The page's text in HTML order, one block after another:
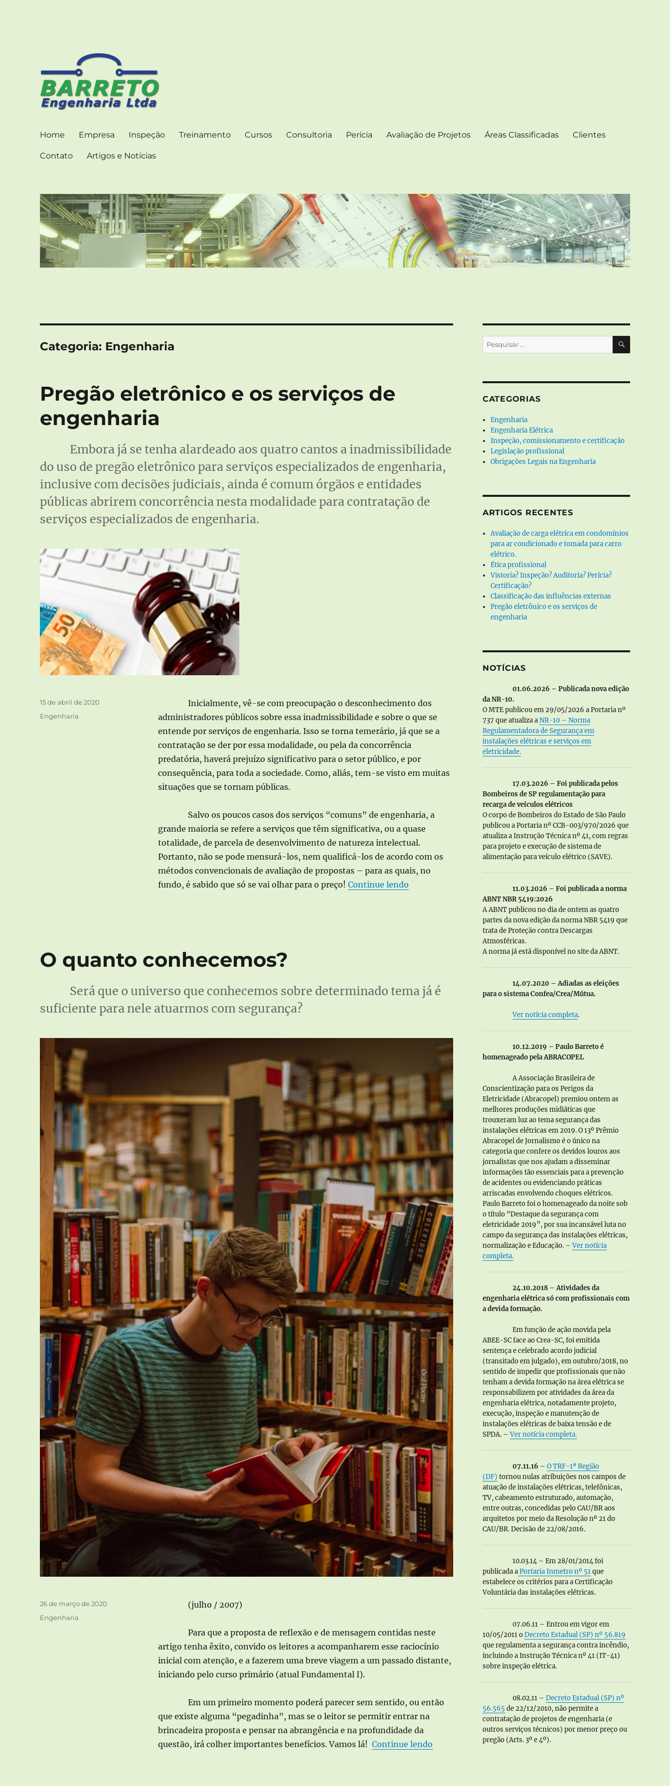
Home Empresa Inspeção Treinamento Cursos Consultoria Perícia Avaliação de Projetos Áreas Classificadas Clientes
Contato Artigos e Notícias
Categoria: Engenharia
Pregão eletrônico e os serviços de
engenharia
Embora já se tenha alardeado aos quatro cantos a inadmissibilidade
do uso de pregão eletrônico para serviços especializados de engenharia,
inclusive com decisões judiciais, ainda é comum órgãos e entidades
públicas abrirem concorrência nesta modalidade para contratação de
serviços especializados de engenharia.
Inicialmente, vê-se com preocupação o desconhecimento dos
administradores públicos sobre essa inadmissibilidade e sobre o que se
entende por serviços de engenharia. Isso se torna temerário, já que se a
contratação se der por essa modalidade, ou pela da concorrência
predatória, haverá prejuízo significativo para o setor público, e por
consequência, para toda a sociedade. Como, aliás, tem-se visto em muitas
situações que se tornam públicas.
Salvo os poucos casos dos serviços “comuns” de engenharia, a
grande maioria se refere a serviços que têm significativa, ou a quase
totalidade, de parcela de desenvolvimento de natureza intelectual.
Portanto, não se pode mensurá-los, nem qualificá-los de acordo com os
métodos convencionais de avaliação de propostas – para as quais, no
fundo, é sabido que só se vai olhar para o preço! Continue lendo “Pregão eletrônico e os serviços de engenharia”
Publicado
15 de abril de 2020
Categorias
Engenharia
O quanto conhecemos?
Será que o universo que conhecemos sobre determinado tema já é
suficiente para nele atuarmos com segurança?
(julho / 2007)
Para que a proposta de reflexão e de mensagem contidas neste
artigo tenha êxito, convido os leitores a acompanharem esse raciocínio
inicial com atenção, e a fazerem uma breve viagem a um passado distante,
iniciando pelo curso primário (atual Fundamental I).
Em um primeiro momento poderá parecer sem sentido, ou então
que existe alguma “pegadinha”, mas se o leitor se permitir entrar na
brincadeira proposta e pensar na abrangência e na profundidade da
questão, irá colher importantes benefícios. Vamos lá! Continue lendo “O quanto conhecemos?”
Publicado
26 de março de 2020
Categorias
Engenharia
Pesquisar
por:
CATEGORIAS
Engenharia
Engenharia Elétrica
Inspeção, comissionamento e certificação
Legislação profissional
Obrigações Legais na Engenharia
ARTIGOS RECENTES
Avaliação de carga elétrica em condomínios
para ar condicionado e tomada para carro
elétrico.
Ética profissional
Vistoria? Inspeção? Auditoria? Perícia?
Certificação?
Classificação das influências externas
Pregão eletrônico e os serviços de
engenharia
NOTÍCIAS
01.06.2026 – Publicada nova edição
da NR-10.
O MTE publicou em 29/05/2026 a Portaria nº
737 que atualiza aNR-10 – Norma
Regulamentadora de Segurança em
instalações elétricas e serviços em
eletricidade.
17.03.2026 – Foi publicada pelos
Bombeiros de SP regulamentação para
recarga de veículos elétricos
O corpo de Bombeiros do Estado de São Paulo
publicou a Portaria nº CCB-003/970/2026 que
atualiza a Instrução Técnica nº 41, com regras
para projeto e execução de sistema de
alimentação para veículo elétrico (SAVE).
11.03.2026 – Foi publicada a norma
ABNT NBR 5419:2026
A ABNT publicou no dia de ontem as quatro
partes da nova edição da norma NBR 5419 que
trata de Proteção contra Descargas
Atmosféricas.
A norma já está disponível no site da ABNT.
14.07.2020 – Adiadas as eleições
para o sistema Confea/Crea/Mútua.
Ver notícia completa.
10.12.2019 – Paulo Barreto é
homenageado pela ABRACOPEL
A Associação Brasileira de
Conscientização para os Perigos da
Eletricidade (Abracopel) premiou ontem as
melhores produções midiáticas que
trouxeram luz ao tema segurança das
instalações elétricas em 2019. O 13º Prêmio
Abracopel de Jornalismo é o único na
categoria que confere os devidos louros aos
jornalistas que nos ajudam a disseminar
informações tão essenciais para a prevenção
de acidentes ou evidenciando práticas
arriscadas envolvendo choques elétricos.
Paulo Barreto foi o homenageado da noite sob
o título “Destaque da segurança com
eletricidade 2019”, por sua incansável luta no
campo da segurança das instalações elétricas,
normalização e Educação. –Ver notícia
completa.
24.10.2018 – Atividades da
engenharia elétrica só com profissionais com
a devida formação.
Em função de ação movida pela
ABEE-SC face ao Crea-SC, foi emitida
sentença e celebrado acordo judicial
(transitado em julgado), em outubro/2018, no
sentido de impedir que profissionais que não
tenham a devida formação na área elétrica se
responsabilizem por atividades da área da
engenharia elétrica, notadamente projeto,
execução, inspeção e manutenção de
instalações elétricas de baixa tensão e de
SPDA. –Ver notícia completa.
07.11.16 – O TRF-1ª Região
(DF) tornou nulas atribuições nos campos de
atuação de instalações elétricas, telefônicas,
TV, cabeamento estruturado, automação,
entre outras, concedidas pelo CAU/BR aos
arquitetos por meio da Resolução nº 21 do
CAU/BR. Decisão de 22/08/2016.
10.03.14 – Em 28/01/2014 foi
publicada aPortaria Inmetro nº 51que
estabelece os critérios para a Certificação
Voluntária das instalações elétricas.
07.06.11 – Entrou em vigor em
10/05/2011 oDecreto Estadual (SP) nº 56.819
que regulamenta a segurança contra incêndio,
incluindo a Instrução Técnica nº 41 (IT-41)
sobre inspeção elétrica.
08.02.11 – Decreto Estadual (SP) nº
56.565 de 22/12/2010, não permite a
contratação de projetos de engenharia (e
outros serviços técnicos) por menor preço ou
pregão (Arts. 3º e 4º).